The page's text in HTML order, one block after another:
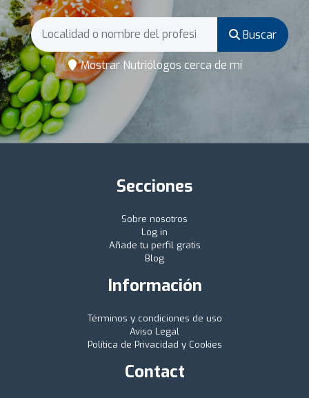
Buscar
Mostrar Nutriólogos cerca de mí
Secciones
Sobre nosotros
Log in
Añade tu perfil gratis
Blog
Información
Términos y condiciones de uso
Aviso Legal
Política de Privacidad y Cookies
Contact